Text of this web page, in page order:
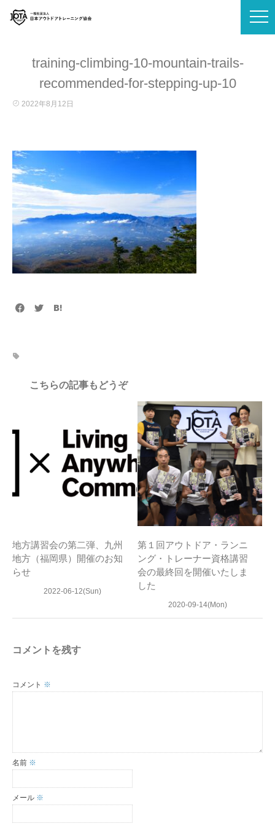
training-climbing-10-mountain-trails-
recommended-for-stepping-up-10
2022年8月12日
こちらの記事もどうぞ
地方講習会の第二弾、九州
地方（福岡県）開催のお知
らせ
2022-06-12(Sun)
第１回アウトドア・ランニ
ング・トレーナー資格講習
会の最終回を開催いたしま
した
2020-09-14(Mon)
コメントを残す
コメント ※
名前 ※
メール ※